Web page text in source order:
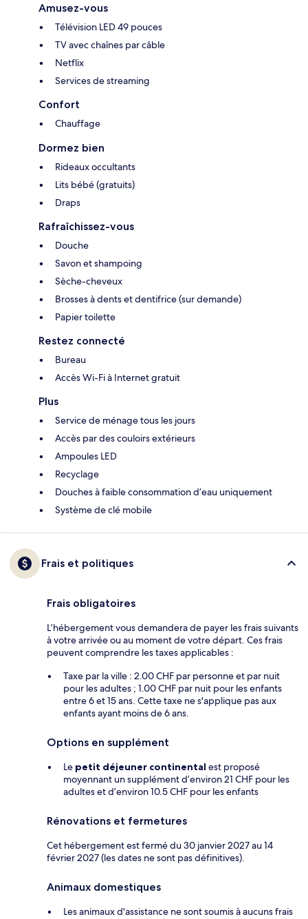
Amusez-vous
Télévision LED 49 pouces
TV avec chaînes par câble
Netflix
Services de streaming
Confort
Chauffage
Dormez bien
Rideaux occultants
Lits bébé (gratuits)
Draps
Rafraîchissez-vous
Douche
Savon et shampoing
Sèche-cheveux
Brosses à dents et dentifrice (sur demande)
Papier toilette
Restez connecté
Bureau
Accès Wi-Fi à Internet gratuit
Plus
Service de ménage tous les jours
Accès par des couloirs extérieurs
Ampoules LED
Recyclage
Douches à faible consommation d’eau uniquement
Système de clé mobile
Frais et politiques
Frais obligatoires
L’hébergement vous demandera de payer les frais suivants
à votre arrivée ou au moment de votre départ. Ces frais
peuvent comprendre les taxes applicables :
Taxe par la ville : 2.00 CHF par personne et par nuit
pour les adultes ; 1.00 CHF par nuit pour les enfants
entre 6 et 15 ans. Cette taxe ne s'applique pas aux
enfants ayant moins de 6 ans.
Options en supplément
Le petit déjeuner continental est proposé
moyennant un supplément d’environ 21 CHF pour les
adultes et d’environ 10.5 CHF pour les enfants
Rénovations et fermetures
Cet hébergement est fermé du 30 janvier 2027 au 14
février 2027 (les dates ne sont pas définitives).
Animaux domestiques
Les animaux d'assistance ne sont soumis à aucuns frais